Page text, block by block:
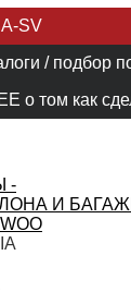
SV
/ подбор
том как
-
И